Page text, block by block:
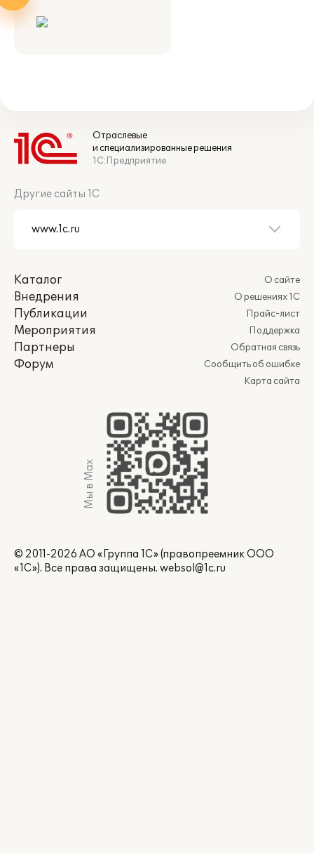
Отраслевые
и специализированные решения
1С:Предприятие
Другие сайты 1С
Каталог
Внедрения
Публикации
Мероприятия
Партнеры
Форум
О сайте
О решениях 1С
Прайс-лист
Поддержка
Обратная связь
Сообщить об ошибке
Карта сайта
Мы в Max
© 2011-2026 АО «Группа 1С» (правопреемник ООО
«1С»). Все права защищены. websol@1c.ru